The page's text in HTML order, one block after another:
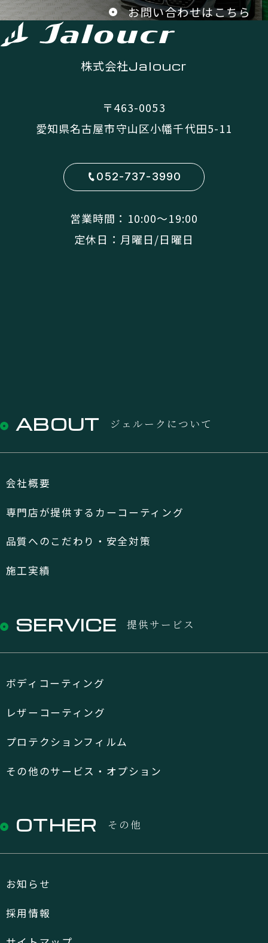
お問い合わせはこちら
株式会社Jaloucr
〒463-0053
愛知県名古屋市守山区小幡千代田5-11
052-737-3990
営業時間：10:00〜19:00
定休日：月曜日/日曜日
ABOUT ジェルークについて
会社概要
専門店が提供するカーコーティング
品質へのこだわり・安全対策
施工実績
SERVICE 提供サービス
ボディコーティング
レザーコーティング
プロテクションフィルム
その他のサービス・オプション
OTHER その他
お知らせ
採用情報